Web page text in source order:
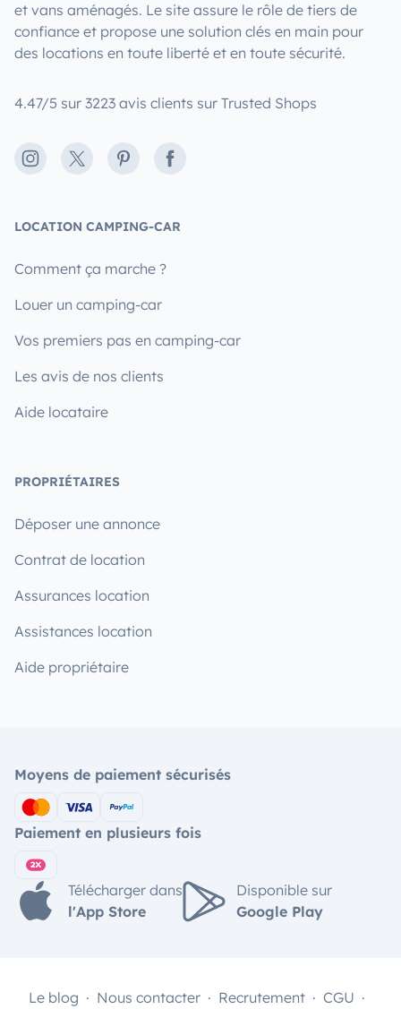
et vans aménagés. Le site assure le rôle de tiers de
confiance et propose une solution clés en main pour
des locations en toute liberté et en toute sécurité.
4.47/5 sur 3223 avis clients sur Trusted Shops
Instagram
X PinterestFacebook
LOCATION CAMPING-CAR
Comment ça marche ?
Louer un camping-car
Vos premiers pas en camping-car
Les avis de nos clients
Aide locataire
PROPRIÉTAIRES
Déposer une annonce
Contrat de location
Assurances location
Assistances location
Aide propriétaire
Moyens de paiement sécurisés
Paiement en plusieurs fois
Télécharger dans
l'App Store
Disponible sur
Google Play
Le blog Nous contacter Recrutement CGU